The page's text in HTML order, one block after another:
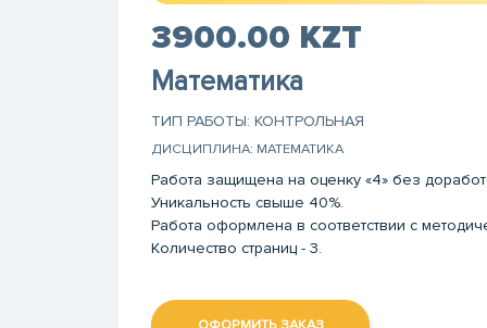
3900.00 KZT
Математика
ТИП РАБОТЫ: КОНТРОЛЬНАЯ
ДИСЦИПЛИНА: МАТЕМАТИКА
Работа защищена на оценку «4» без
Уникальность свыше 40%.
Работа оформлена в соответствии с
Количество страниц - 3.